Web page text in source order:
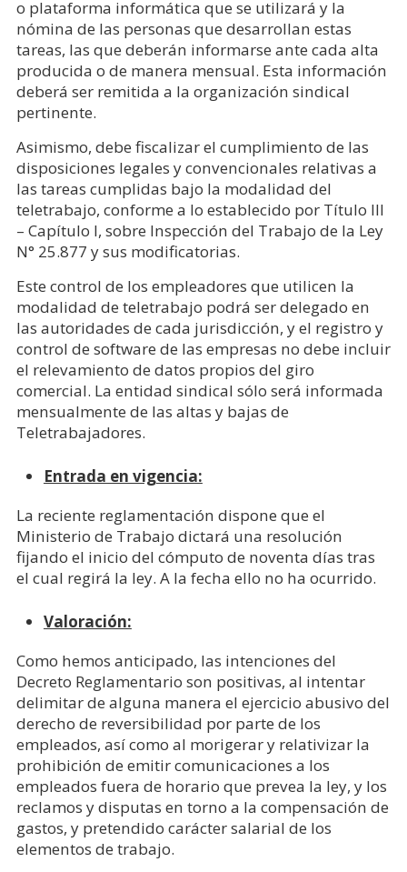
o plataforma informática que se utilizará y la
nómina de las personas que desarrollan estas
tareas, las que deberán informarse ante cada alta
producida o de manera mensual. Esta información
deberá ser remitida a la organización sindical
pertinente.
Asimismo, debe fiscalizar el cumplimiento de las
disposiciones legales y convencionales relativas a
las tareas cumplidas bajo la modalidad del
teletrabajo, conforme a lo establecido por Título III
– Capítulo I, sobre Inspección del Trabajo de la Ley
N° 25.877 y sus modificatorias.
Este control de los empleadores que utilicen la
modalidad de teletrabajo podrá ser delegado en
las autoridades de cada jurisdicción, y el registro y
control de software de las empresas no debe incluir
el relevamiento de datos propios del giro
comercial. La entidad sindical sólo será informada
mensualmente de las altas y bajas de
Teletrabajadores.
Entrada en vigencia:
La reciente reglamentación dispone que el
Ministerio de Trabajo dictará una resolución
fijando el inicio del cómputo de noventa días tras
el cual regirá la ley. A la fecha ello no ha ocurrido.
Valoración:
Como hemos anticipado, las intenciones del
Decreto Reglamentario son positivas, al intentar
delimitar de alguna manera el ejercicio abusivo del
derecho de reversibilidad por parte de los
empleados, así como al morigerar y relativizar la
prohibición de emitir comunicaciones a los
empleados fuera de horario que prevea la ley, y los
reclamos y disputas en torno a la compensación de
gastos, y pretendido carácter salarial de los
elementos de trabajo.